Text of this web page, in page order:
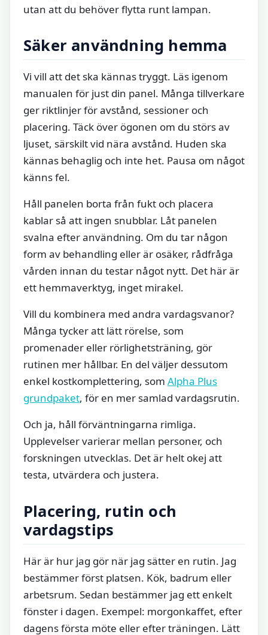
utan att du behöver flytta runt lampan.
Säker användning hemma
Vi vill att det ska kännas tryggt. Läs igenom
manualen för just din panel. Många tillverkare
ger riktlinjer för avstånd, sessioner och
placering. Täck över ögonen om du störs av
ljuset, särskilt vid nära avstånd. Huden ska
kännas behaglig och inte het. Pausa om något
känns fel.
Håll panelen borta från fukt och placera
kablar så att ingen snubblar. Låt panelen
svalna efter användning. Om du tar någon
form av behandling eller är osäker, rådfråga
vården innan du testar något nytt. Det här är
ett hemmaverktyg, inget mirakel.
Vill du kombinera med andra vardagsvanor?
Många tycker att lätt rörelse, som
promenader eller rörlighetsträning, gör
rutinen mer hållbar. En del väljer dessutom
enkel kostkomplettering, som Alpha Plus
grundpaket, för en mer samlad vardagsrutin.
Och ja, håll förväntningarna rimliga.
Upplevelser varierar mellan personer, och
forskningen utvecklas. Det är helt okej att
testa, utvärdera och justera.
Placering, rutin och
vardagstips
Här är hur jag gör när jag sätter en rutin. Jag
bestämmer först platsen. Kök, badrum eller
arbetsrum. Sedan bestämmer jag ett enkelt
fönster i dagen. Exempel: morgonkaffet, efter
dagens första möte eller efter träningen. Lätt